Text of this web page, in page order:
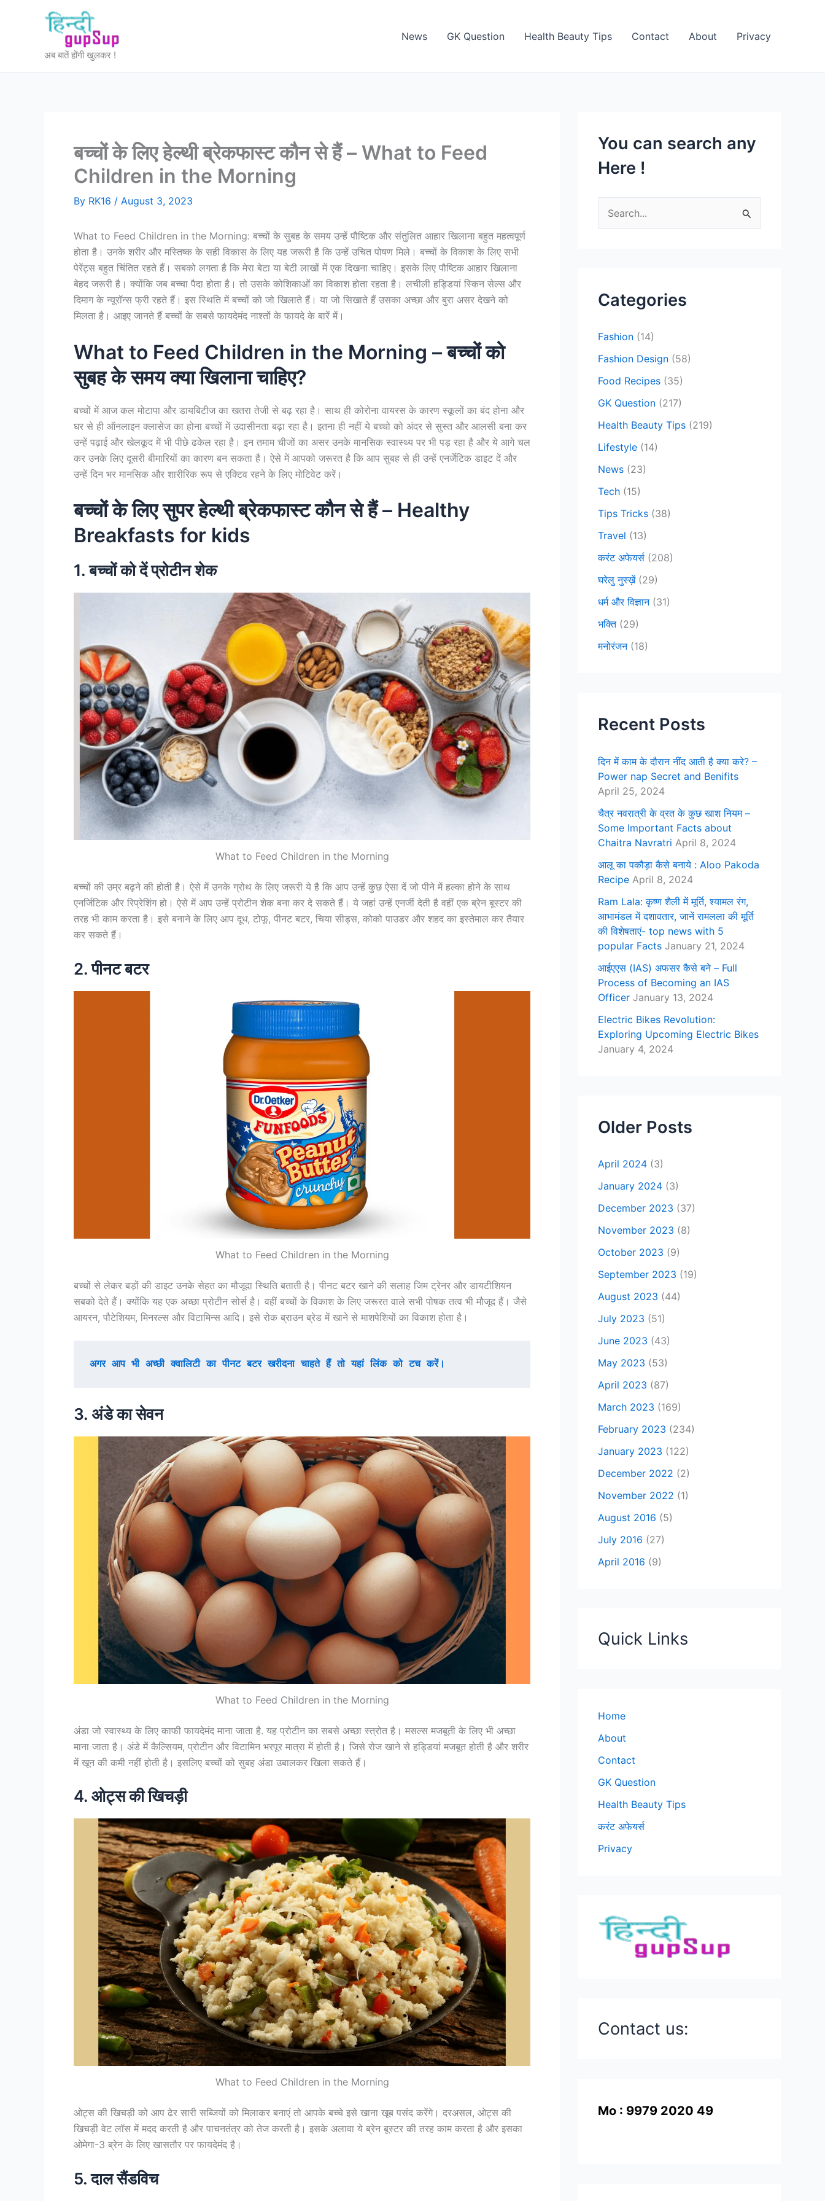
अब बातें होंगी खुलकर !
News GK Question Health Beauty Tips Contact About Privacy
बच्चों के लिए हेल्थी ब्रेकफास्ट कौन से हैं – What to Feed
Children in the Morning
By RK16 / August 3, 2023
What to Feed Children in the Morning: बच्चों के सुबह के समय उन्हें पौष्टिक और संतुलित आहार खिलाना बहुत महत्वपूर्ण
होता है। उनके शरीर और मस्तिष्क के सही विकास के लिए यह जरूरी है कि उन्हें उचित पोषण मिले। बच्चों के विकाश के लिए सभी
पेरेंट्स बहुत चिंतित रहते हैं। सबको लगता है कि मेरा बेटा या बेटी लाखों में एक दिखना चाहिए। इसके लिए पौष्टिक आहार खिलाना
बेहद जरूरी है। क्योंकि जब बच्चा पैदा होता है। तो उसके कोशिकाओं का विकाश होता रहता है। लचीली हड्डियां स्किन सेल्स और
दिमाग के न्यूरॉन्स फ्री रहते हैं। इस स्थिति में बच्चों को जो खिलाते हैं। या जो सिखाते हैं उसका अच्छा और बुरा असर देखने को
मिलता है। आइए जानते हैं बच्चों के सबसे फायदेमंद नाश्तों के फायदे के बारें में।
What to Feed Children in the Morning – बच्चों को
सुबह के समय क्या खिलाना चाहिए?
बच्चों में आज कल मोटापा और डायबिटीज का खतरा तेजी से बढ़ रहा है। साथ ही कोरोना वायरस के कारण स्कूलों का बंद होना और
घर से ही ऑनलाइन क्लासेज का होना बच्चों में उदासीनता बढ़ा रहा है। इतना ही नहीं ये बच्चो को अंदर से सुस्त और आलसी बना कर
उन्हें पढ़ाई और खेलकूद में भी पीछे ढकेल रहा है। इन तमाम चीजों का असर उनके मानसिक स्वास्थ्य पर भी पड़ रहा है और ये आगे चल
कर उनके लिए दूसरी बीमारियों का कारण बन सकता है। ऐसे में आपको जरूरत है कि आप सुबह से ही उन्हें एनर्जेटिक डाइट दें और
उन्हें दिन भर मानसिक और शारीरिक रूप से एक्टिव रहने के लिए मोटिवेट करें।
बच्चों के लिए सुपर हेल्थी ब्रेकफास्ट कौन से हैं – Healthy
Breakfasts for kids
1. बच्चों को दें प्रोटीन शेक
What to Feed Children in the Morning
बच्चों की उम्र बढ़ने की होती है। ऐसे में उनके ग्रोथ के लिए जरूरी ये है कि आप उन्हें कुछ ऐसा दें जो पीने में हल्का होने के साथ
एनर्जिटिक और रिप्रेशिंग हो। ऐसे में आप उन्हें प्रोटीन शेक बना कर दे सकते हैं। ये जहां उन्हें एनर्जी देती है वहीं एक ब्रेन बूस्टर की
तरह भी काम करता है। इसे बनाने के लिए आप दूध, टोफू, पीनट बटर, चिया सीड्स, कोको पाउडर और शहद का इस्तेमाल कर तैयार
कर सकते हैं।
2. पीनट बटर
What to Feed Children in the Morning
बच्चों से लेकर बड़ों की डाइट उनके सेहत का मौजूदा स्थिति बताती है। पीनट बटर खाने की सलाह जिम ट्रेनर और डायटीशियन
सबको देते हैं। क्योंकि यह एक अच्छा प्रोटीन सोर्स है। वहीं बच्चों के विकाश के लिए जरूरत वाले सभी पोषक तत्व भी मौजूद हैं। जैसे
आयरन, पौटेशियम, मिनरल्स और विटामिन्स आदि। इसे रोक ब्राउन ब्रेड में खाने से माशपेशियों का विकाश होता है।
अगर आप भी अच्छी क्वालिटी का पीनट बटर खरीदना चाहते हैं तो यहां लिंक को टच करें।
3. अंडे का सेवन
What to Feed Children in the Morning
अंडा जो स्वास्थ्य के लिए काफी फायदेमंद माना जाता है. यह प्रोटीन का सबसे अच्छा स्त्रोत है। मसल्स मजबूती के लिए भी अच्छा
माना जाता है। अंडे में कैल्सियम, प्रोटीन और विटामिन भरपूर मात्रा में होती है। जिसे रोज खाने से हड्डियां मजबूत होती है और शरीर
में खून की कमी नहीं होती है। इसलिए बच्चों को सुबह अंडा उबालकर खिला सकते हैं।
4. ओट्स की खिचड़ी
What to Feed Children in the Morning
ओट्स की खिचड़ी को आप ढेर सारी सब्जियों को मिलाकर बनाएं तो आपके बच्चे इसे खाना खूब पसंद करेंगे। दरअसल, ओट्स की
खिचड़ी वेट लॉस में मदद करती है और पाचनतंत्र को तेज करती है। इसके अलावा ये ब्रेन बूस्टर की तरह काम करता है और इसका
ओमेगा-3 ब्रेन के लिए खासतौर पर फायदेमंद है।
5. दाल सैंडविच
You can search any
Here !
e
h
o
r
:
Categories
Fashion (14)
Fashion Design (58)
Food Recipes (35)
GK Question (217)
Health Beauty Tips (219)
Lifestyle (14)
News (23)
Tech (15)
Tips Tricks (38)
Travel (13)
करंट अफेयर्स (208)
घरेलु नुस्ख़ें(29)
धर्म और विज्ञान(31)
भक्ति(29)
मनोरंजन(18)
Recent Posts
दिन में काम के दौरान नींद आती है क्या करे? –
Power nap Secret and Benifits
April 25, 2024
चैत्र नवरात्री के व्रत के कुछ खाश नियम –
Some Important Facts about
Chaitra Navratri April 8, 2024
आलू का पकौड़ा कैसे बनाये : Aloo Pakoda
Recipe April 8, 2024
Ram Lala: कृष्ण शैली में मूर्ति, श्यामल रंग,
आभामंडल में दशावतार, जानें रामलला की मूर्ति
की विशेषताएं- top news with 5
popular Facts January 21, 2024
आईएएस (IAS) अफसर कैसे बने – Full
Process of Becoming an IAS
Officer January 13, 2024
Electric Bikes Revolution:
Exploring Upcoming Electric Bikes
January 4, 2024
Older Posts
April 2024 (3)
January 2024 (3)
December 2023 (37)
November 2023 (8)
October 2023 (9)
September 2023 (19)
August 2023 (44)
July 2023 (51)
June 2023 (43)
May 2023 (53)
April 2023 (87)
March 2023 (169)
February 2023 (234)
January 2023 (122)
December 2022 (2)
November 2022 (1)
August 2016 (5)
July 2016 (27)
April 2016 (9)
Quick Links
Home
About
Contact
GK Question
Health Beauty Tips
करंट अफेयर्स
Privacy
Contact us:
Mo : 9979 2020 49